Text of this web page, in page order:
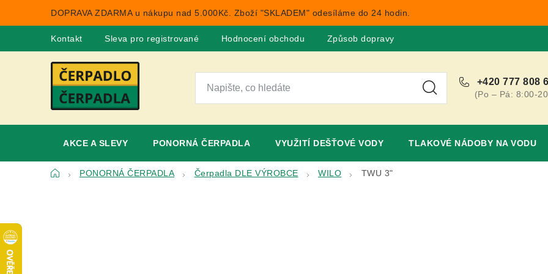
DOPRAVA ZDARMA u nákupu nad 5.000Kč. Zboží "SKLADEM" odesíláme do 24 hodin.
Kontakt Sleva pro registrované Hodnocení obchodu Způsob dopravy
+420 777 808
(Po – Pá: 8:00-
AKCE A SLEVY PONORNÁ ČERPADLA VYUŽITÍ DEŠŤOVÉ VODY TLAKOVÉ NÁDOBY NA VODU
DomůPONORNÁ ČERPADLA Čerpadla DLE VÝROBCE WILO TWU 3"